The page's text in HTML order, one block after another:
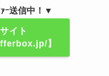
ｰ送信中！▼
イト
】